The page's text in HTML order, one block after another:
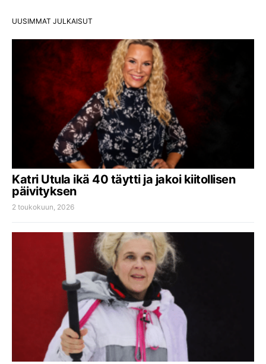
UUSIMMAT JULKAISUT
Katri Utula ikä 40 täytti ja jakoi kiitollisen
päivityksen
2 toukokuun, 2026